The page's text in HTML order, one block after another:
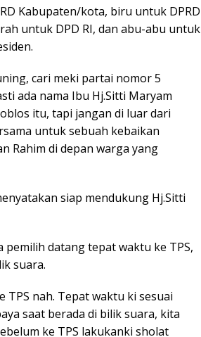
Kabupaten/kota, biru untuk DPRD
untuk DPD RI, dan abu-abu untuk
cari meki partai nomor 5
ada nama Ibu Hj.Sitti Maryam
itu, tapi jangan di luar dari
untuk sebuah kebaikan
Rahim di depan warga yang
siap mendukung Hj.Sitti
datang tepat waktu ke TPS,
suara.
TPS nah. Tepat waktu ki sesuai
saat berada di bilik suara, kita
ke TPS lakukanki sholat